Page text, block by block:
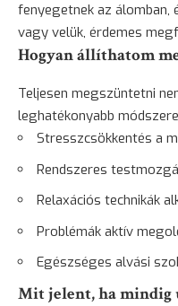
fenyegetnek az álomban,
vagy velük, érdemes
Hogyan állíthatom
Teljesen megszüntetni
leghatékonyabb
Stresszcsökkentés a
Rendszeres
Relaxációs technikák
Problémák aktív
Egészséges alvási
Mit jelent, ha mindig